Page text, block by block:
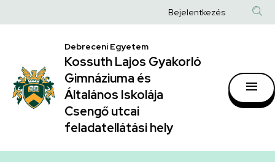
|
Kossuth
Lajos
Gyakorló
Gimnáziuma
Általános
a
Anonim
fiók
Bejelentkezés
Debreceni Egyetem
Kossuth Lajos Gyakorló
Gimnáziuma és
Általános Iskolája
Csengő utcai
feladatellátási hely